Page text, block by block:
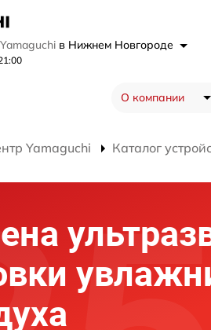
в Нижнем Новгороде
О компании
Yamaguchi Каталог